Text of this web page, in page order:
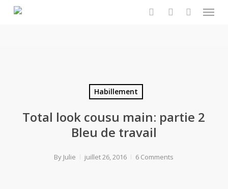
Menu
Habillement
Total look cousu main: partie 2
Bleu de travail
By Julie juillet 26, 2016 6 Comments